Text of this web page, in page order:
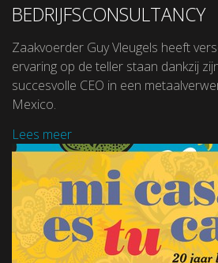
BEDRIJFSCONSULTANCY
Zaakvoerder Guy Vleugels heeft
ervaring op de teller staan dankzij
succesvolle CEO in een
Mexico.
Lees meer